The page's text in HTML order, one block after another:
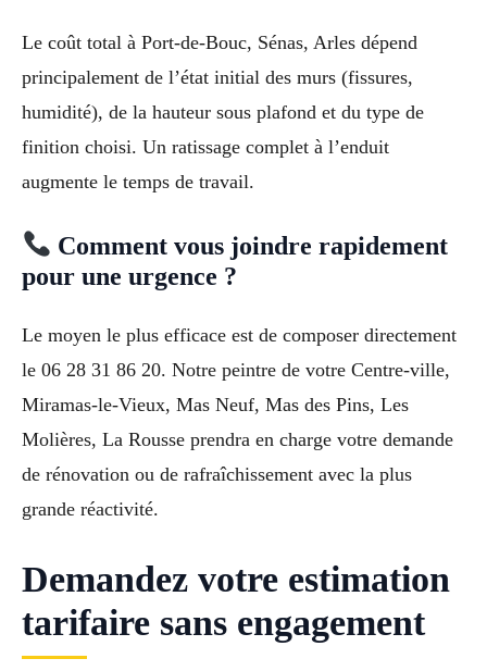
Le coût total à Port-de-Bouc, Sénas, Arles dépend
principalement de l’état initial des murs (fissures,
humidité), de la hauteur sous plafond et du type de
finition choisi. Un ratissage complet à l’enduit
augmente le temps de travail.
Comment vous joindre rapidement
pour une urgence ?
Le moyen le plus efficace est de composer directement
le 06 28 31 86 20. Notre peintre de votre Centre-ville,
Miramas-le-Vieux, Mas Neuf, Mas des Pins, Les
Molières, La Rousse prendra en charge votre demande
de rénovation ou de rafraîchissement avec la plus
grande réactivité.
Demandez votre estimation
tarifaire sans engagement